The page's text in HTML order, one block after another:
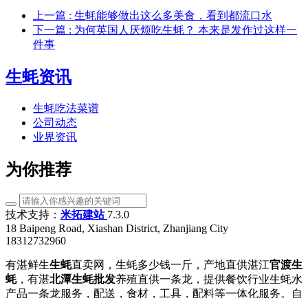
上一篇 : 生蚝能够做出这么多美食，看到都流口水
下一篇 : 为何英国人厌烦吃生蚝？ 本来是发作过这样一
件事
生蚝资讯
生蚝吃法菜谱
公司动态
业界资讯
为你推荐
技术支持： 米拓建站 7.3.0
18 Baipeng Road, Xiashan District, Zhanjiang City
18312732960
有湛鲜生生蚝直卖网，生蚝多少钱一斤，产地直供湛江官渡生
蚝，有湛北潭生蚝批发养殖直供一条龙，提供餐饮行业生蚝水
产品一条龙服务，配送，食材，工具，配料等一体化服务。自